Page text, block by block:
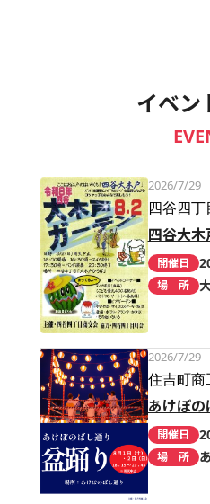
イベン
2026/7/29
四谷四
四谷大木
開催日
場 所
2026/7/29
住吉町商
あけぼの
開催日
場 所